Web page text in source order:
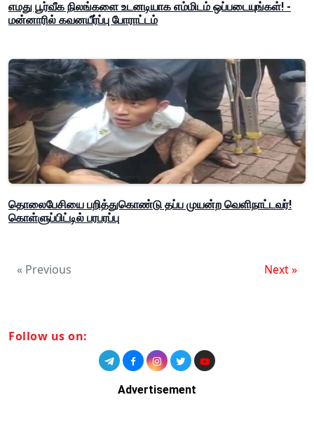
எமது பூர்வீக நிலங்களை உடனடியாக எம்மிடம் ஒப்படையுங்கள்! -
மன்னாரில் கவனயீர்ப்பு போராட்டம்
தொலைபேசியை பறித்துகொண்டு தப்ப முயன்ற வெளிநாட்டவர்!
கொள்ளுப்பிட்டில் பரபரப்பு
« Previous Next »
Follow us on:
Advertisement